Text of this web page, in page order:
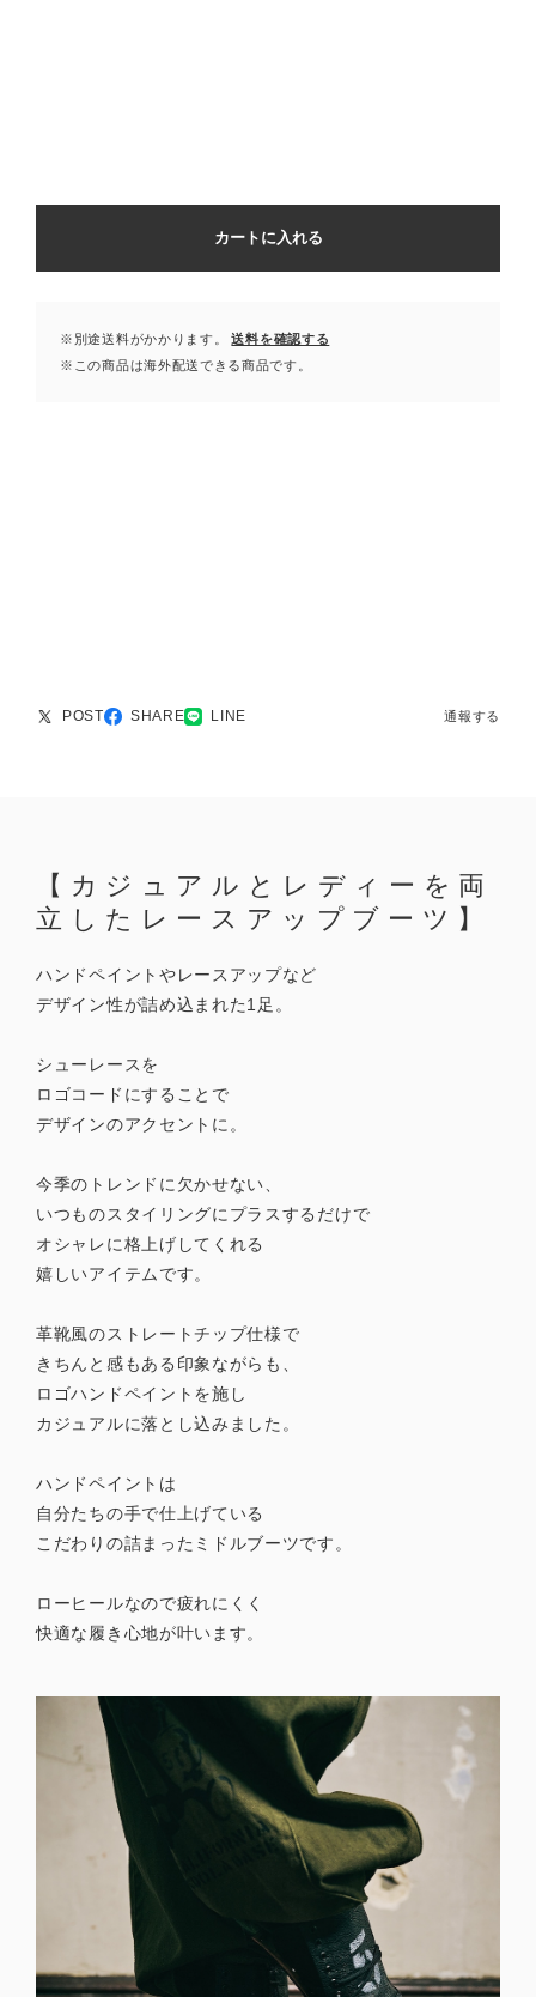
カートに入れる
※別途送料がかかります。
送料を確認する
※この商品は海外配送できる商品です。
POST SHARE LINE 通報する
【カジュアルとレディーを両
立したレースアップブーツ】
ハンドペイントやレースアップなど
デザイン性が詰め込まれた1足。
シューレースを
ロゴコードにすることで
デザインのアクセントに。
今季のトレンドに欠かせない、
いつものスタイリングにプラスするだけで
オシャレに格上げしてくれる
嬉しいアイテムです。
革靴風のストレートチップ仕様で
きちんと感もある印象ながらも、
ロゴハンドペイントを施し
カジュアルに落とし込みました。
ハンドペイントは
自分たちの手で仕上げている
こだわりの詰まったミドルブーツです。
ローヒールなので疲れにくく
快適な履き心地が叶います。